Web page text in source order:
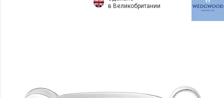
в Великобритании